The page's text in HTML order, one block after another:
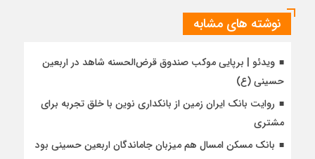
نوشته های مشابه
ویدئو | برپایی موکب صندوق قرض‌الحسنه شاهد در اربعین
حسینی (ع)
روایت بانک ایران زمین از بانکداری نوین با خلق تجربه برای
مشتری
بانک مسکن امسال هم میزبان جاماندگان اربعین حسینی بود